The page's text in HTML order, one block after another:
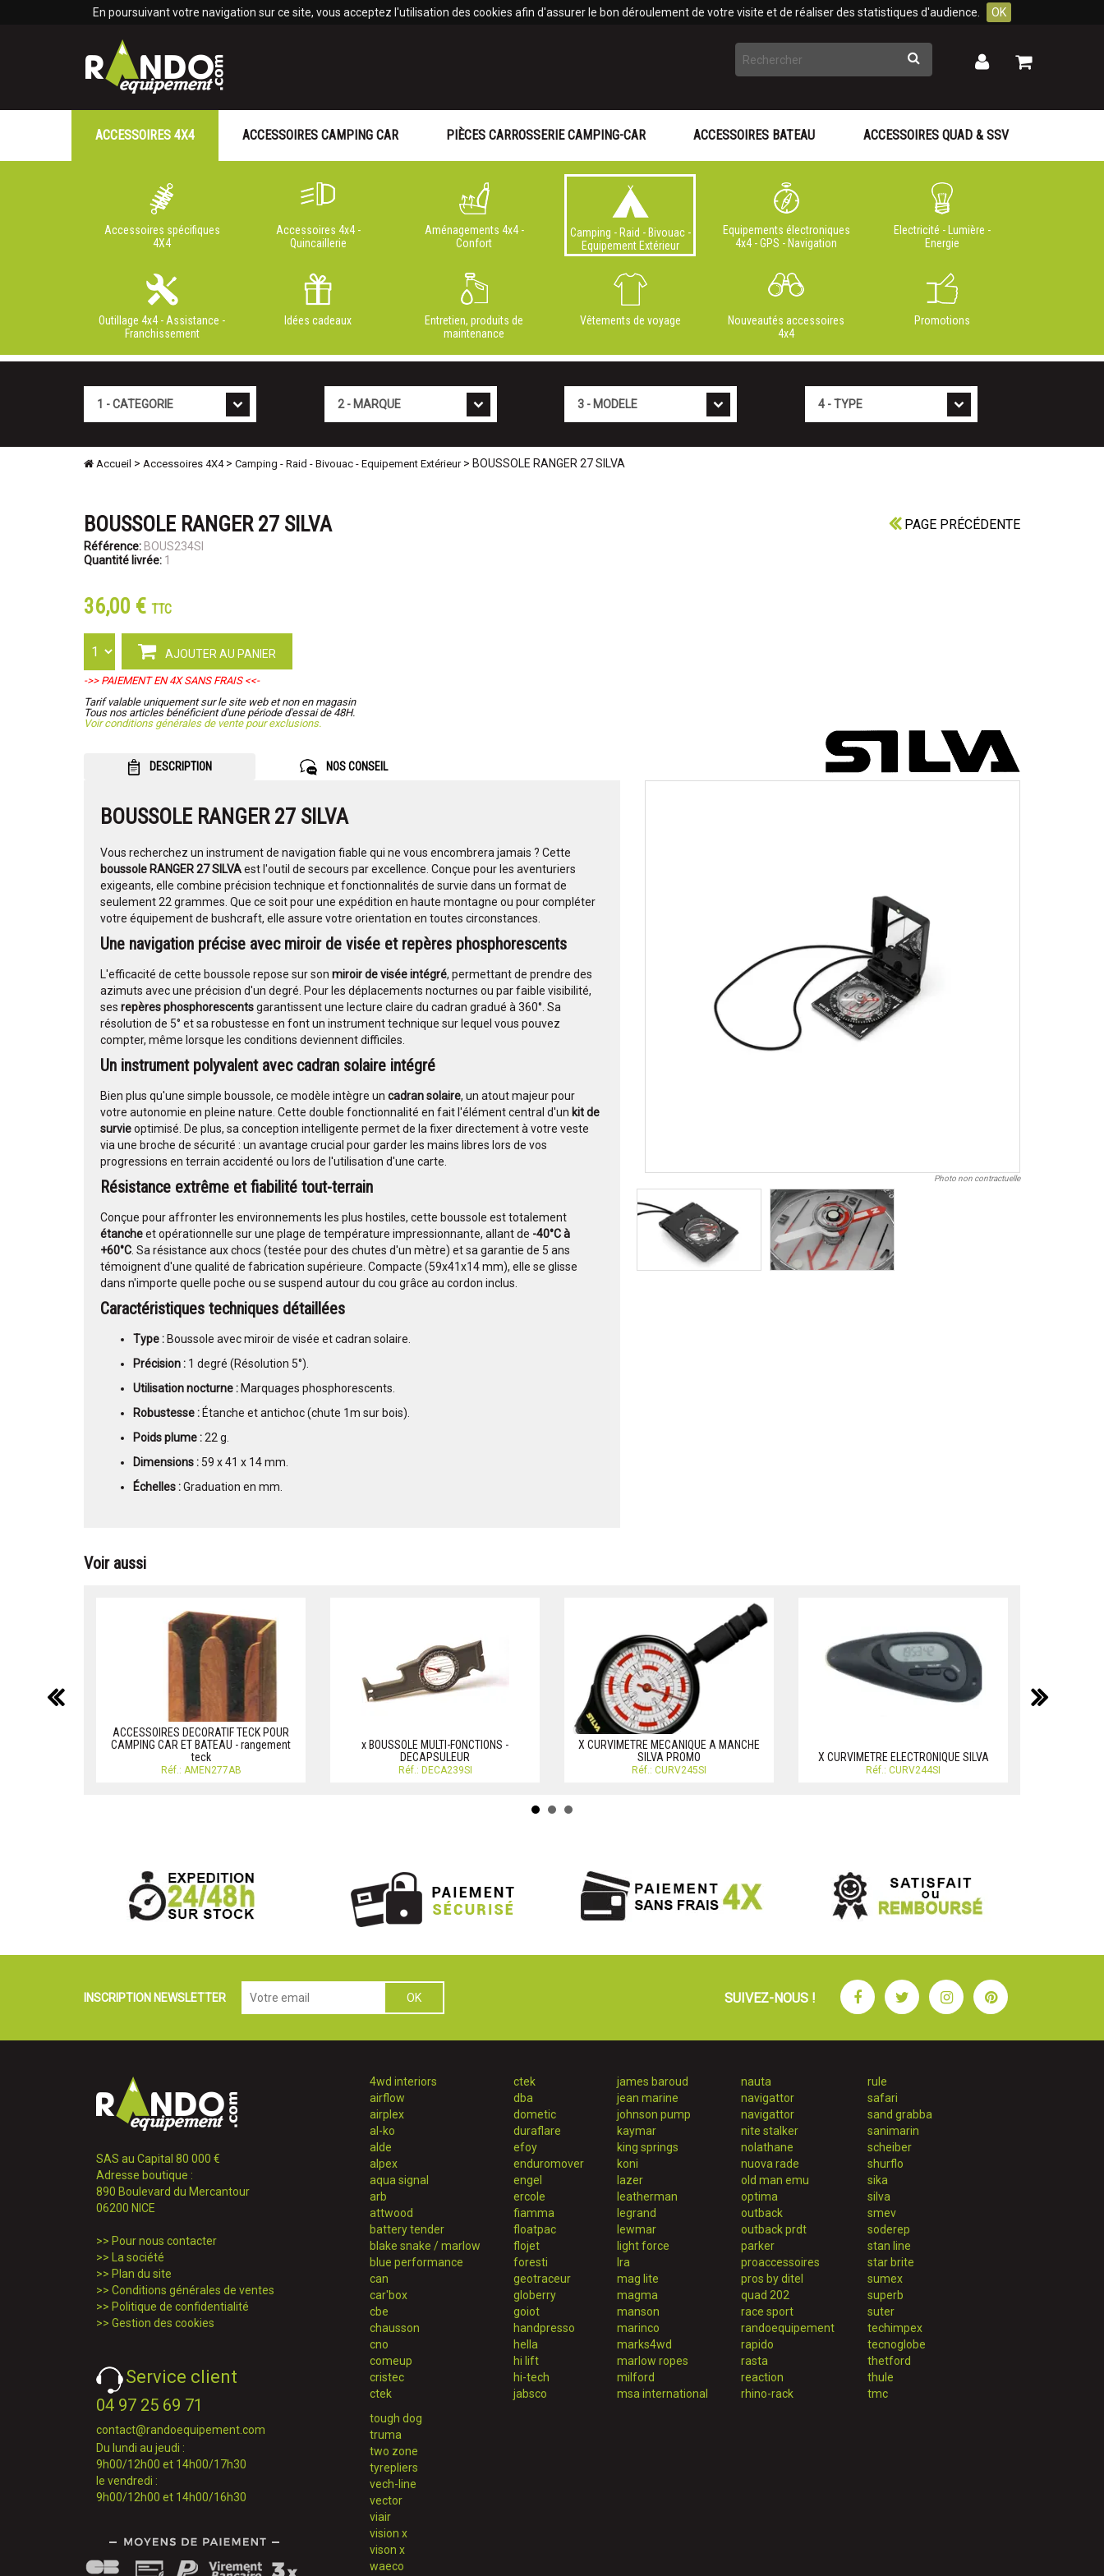
En poursuivant votre navigation sur ce site, vous acceptez l'utilisation des cookies afin d'assurer le bon déroulement de votre visite et de réaliser des statistiques d'audience. OK
Rechercher Mon
Mon
ACCESSOIRES 4X4
Accessoires spécifiques
4X4
Accessoires 4x4 -
Quincaillerie
Aménagements 4x4 -
Confort
Camping - Raid - Bivouac -
Equipement Extérieur
Equipements électroniques
4x4 - GPS - Navigation
Electricité - Lumière -
Energie
Outillage 4x4 - Assistance -
Franchissement
Idées cadeaux
Entretien, produits de
maintenance
Vêtements de voyage
Nouveautés accessoires
4x4
Promotions
ACCESSOIRES CAMPING CAR PIÈCES CARROSSERIE CAMPING-CAR ACCESSOIRES BATEAU ACCESSOIRES QUAD & SSV
Accueil > Accessoires 4X4> Camping - Raid - Bivouac - Equipement Extérieur> BOUSSOLE RANGER 27 SILVA
PAGE PRÉCÉDENTE
BOUSSOLE RANGER 27 SILVA
Référence: BOUS234SI
Quantité livrée: 1
36,00 € TTC
AJOUTER AU PANIER
->> PAIEMENT EN 4X SANS FRAIS <<-
Tarif valable uniquement sur le site web et non en magasin
Tous nos articles bénéficient d'une période d'essai de 48H.
Voir conditions générales de vente pour exclusions.
DESCRIPTION NOS CONSEIL
BOUSSOLE RANGER 27 SILVA
Vous recherchez un instrument de navigation fiable qui ne vous encombrera jamais ? Cette
boussole RANGER 27 SILVAest l'outil de secours par excellence. Conçue pour les aventuriers
exigeants, elle combine précision technique et fonctionnalités de survie dans un format de
seulement 22 grammes. Que ce soit pour une expédition en haute montagne ou pour compléter
votre équipement de bushcraft, elle assure votre orientation en toutes circonstances.
Une navigation précise avec miroir de visée et repères phosphorescents
L'efficacité de cette boussole repose sur son miroir de visée intégré, permettant de prendre des
azimuts avec une précision d'un degré. Pour les déplacements nocturnes ou par faible visibilité,
ses repères phosphorescentsgarantissent une lecture claire du cadran gradué à 360°. Sa
résolution de 5° et sa robustesse en font un instrument technique sur lequel vous pouvez
compter, même lorsque les conditions deviennent difficiles.
Un instrument polyvalent avec cadran solaire intégré
Bien plus qu'une simple boussole, ce modèle intègre un cadran solaire, un atout majeur pour
votre autonomie en pleine nature. Cette double fonctionnalité en fait l'élément central d'un kit de
survieoptimisé. De plus, sa conception intelligente permet de la fixer directement à votre veste
via une broche de sécurité : un avantage crucial pour garder les mains libres lors de vos
progressions en terrain accidenté ou lors de l'utilisation d'une carte.
Résistance extrême et fiabilité tout-terrain
Conçue pour affronter les environnements les plus hostiles, cette boussole est totalement
étancheet opérationnelle sur une plage de température impressionnante, allant de -40°C à
+60°C. Sa résistance aux chocs (testée pour des chutes d'un mètre) et sa garantie de 5 ans
témoignent d'une qualité de fabrication supérieure. Compacte (59x41x14 mm), elle se glisse
dans n'importe quelle poche ou se suspend autour du cou grâce au cordon inclus.
Caractéristiques techniques détaillées
Type : Boussole avec miroir de visée et cadran solaire.
Précision : 1 degré (Résolution 5°).
Utilisation nocturne : Marquages phosphorescents.
Robustesse : Étanche et antichoc (chute 1m sur bois).
Poids plume :22 g.
Dimensions : 59 x 41 x 14 mm.
Échelles :Graduation en mm.
Photo non contractuelle
Voir aussi
ACCESSOIRES DECORATIF TECK POUR
CAMPING CAR ET BATEAU - rangement
teck
Réf.: AMEN277AB
x BOUSSOLE MULTI-FONCTIONS -
DECAPSULEUR
Réf.: DECA239SI
X CURVIMETRE MECANIQUE A MANCHE
SILVA PROMO
Réf.: CURV245SI
X CURVIMETRE ELECTRONIQUE SILVA
Réf.: CURV244SI
précédent
INSCRIPTION NEWSLETTER SUIVEZ-NOUS ! FacebookTwitterInstagramPinterest
SAS au Capital 80 000 €
Adresse boutique :
890 Boulevard du Mercantour
06200 NICE
>> Pour nous contacter
>> La société
>> Plan du site
>> Conditions générales de ventes
>> Politique de confidentialité
>> Gestion des cookies
Service client
04 97 25 69 71
contact@randoequipement.com
Du lundi au jeudi :
9h00/12h00 et 14h00/17h30
le vendredi :
9h00/12h00 et 14h00/16h30
4wd interiors
airflow
airplex
al-ko
alde
alpex
aqua signal
arb
attwood
battery tender
blake snake / marlow
blue performance
can
car'box
cbe
chausson
cno
comeup
cristec
ctek
ctek
dba
dometic
duraflare
efoy
enduromover
engel
ercole
fiamma
floatpac
flojet
foresti
geotraceur
globerry
goiot
handpresso
hella
hi lift
hi-tech
jabsco
james baroud
jean marine
johnson pump
kaymar
king springs
koni
lazer
leatherman
legrand
lewmar
light force
lra
mag lite
magma
manson
marinco
marks4wd
marlow ropes
milford
msa international
nauta
navigattor
navigattor
nite stalker
nolathane
nuova rade
old man emu
optima
outback
outback prdt
parker
proaccessoires
pros by ditel
quad 202
race sport
randoequipement
rapido
rasta
reaction
rhino-rack
rule
safari
sand grabba
sanimarin
scheiber
shurflo
sika
silva
smev
soderep
stan line
star brite
sumex
superb
suter
techimpex
tecnoglobe
thetford
thule
tmc
tough dog
truma
two zone
tyrepliers
vech-line
vector
viair
vision x
vison x
waeco
Panneau de gestion des cookies